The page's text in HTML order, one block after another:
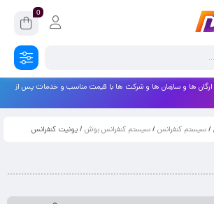
0
با ارگان ها و سازمان ها و شرکت ها با قیمت مناسب و خدمات پس از
/سیستم کنفرانس /سیستم کنفرانس بوش / یونیت کنفرانس